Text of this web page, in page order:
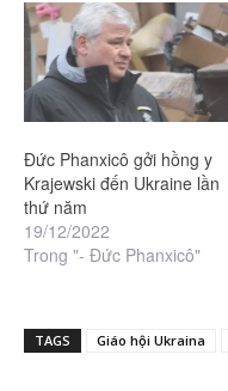
Đức Phanxicô gởi hồng y
Krajewski đến Ukraine lần
thứ năm
19/12/2022
Trong "- Đức Phanxicô"
TAGS Giáo hội Ukraina